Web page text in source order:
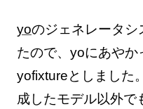
yoのジェネレータシ
たので、yoにあやか
yofixtureとしました
成したモデル以外で